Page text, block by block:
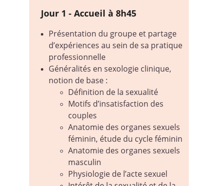
Jour 1 - Accueil à 8h45
Présentation du groupe et partage
d’expériences au sein de sa pratique
professionnelle
Généralités en sexologie clinique,
notion de base :
Définition de la sexualité
Motifs d’insatisfaction des
couples
Anatomie des organes sexuels
féminin, étude du cycle féminin
Anatomie des organes sexuels
masculin
Physiologie de l’acte sexuel